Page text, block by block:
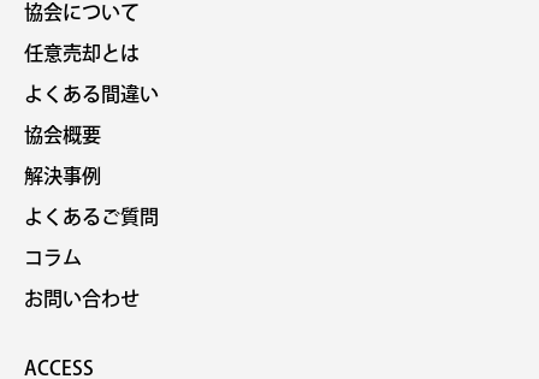
協会について
任意売却とは
よくある間違い
協会概要
解決事例
よくあるご質問
コラム
お問い合わせ
ACCESS